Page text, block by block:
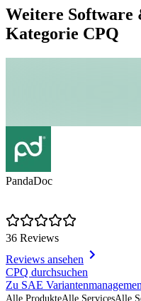
Weitere Software
Kategorie CPQ
PandaDoc
36 Reviews
Reviews ansehen
Item
1
of
CPQ durchsuchen
Zu SAE
Alle ProdukteAlle ServicesAlle